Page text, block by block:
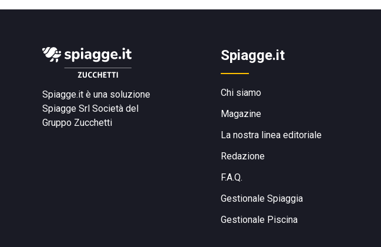
Spiagge.it è una soluzione
Spiagge Srl Società del
Gruppo Zucchetti
Spiagge.it
Chi siamo
Magazine
La nostra linea editoriale
Redazione
F.A.Q.
Gestionale Spiaggia
Gestionale Piscina